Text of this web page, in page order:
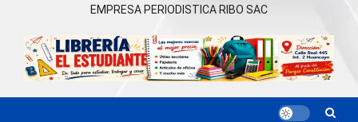
EMPRESA PERIODISTICA RIBO SAC